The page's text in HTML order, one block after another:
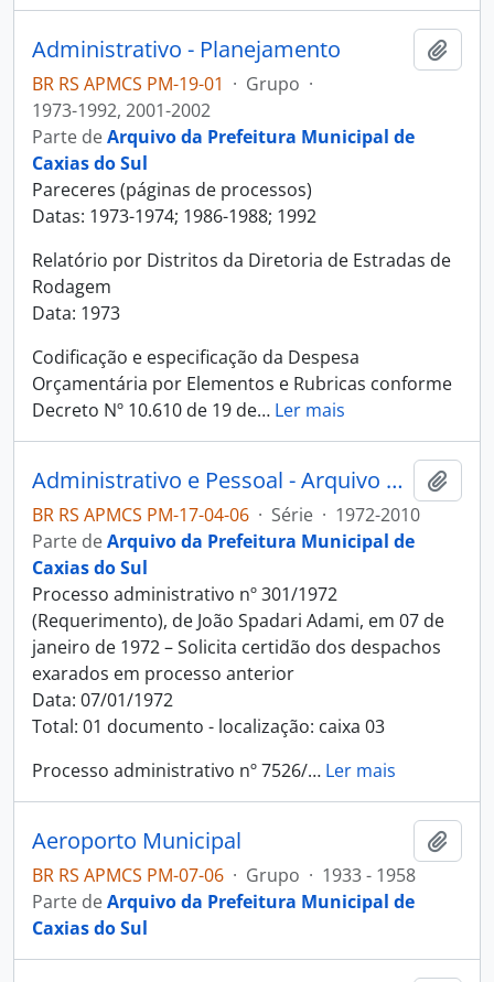
Administrativo - Planejamento
BR RS APMCS PM-19-01 · Grupo ·
1973-1992, 2001-2002
Parte deArquivo da Prefeitura Municipal de
Caxias do Sul
Pareceres (páginas de processos)
Datas: 1973-1974; 1986-1988; 1992
Relatório por Distritos da Diretoria de Estradas de
Rodagem
Data: 1973
Codificação e especificação da Despesa
Orçamentária por Elementos e Rubricas conforme
Decreto Nº 10.610 de 19 de… Ler mais
Administrativo e Pessoal - Arquivo Histórico Municipal João Spadari Adami
BR RS APMCS PM-17-04-06 · Série · 1972-2010
Parte deArquivo da Prefeitura Municipal de
Caxias do Sul
Processo administrativo nº 301/1972
(Requerimento), de João Spadari Adami, em 07 de
janeiro de 1972 – Solicita certidão dos despachos
exarados em processo anterior
Data: 07/01/1972
Total: 01 documento - localização: caixa 03
Processo administrativo nº 7526/… Ler mais
Aeroporto Municipal
BR RS APMCS PM-07-06 · Grupo · 1933 - 1958
Parte deArquivo da Prefeitura Municipal de
Caxias do Sul